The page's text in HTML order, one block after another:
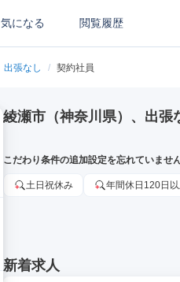
気になる 閲覧履歴
出張なし / 契約社員
綾瀬市（神奈川県）、出張
こだわり条件の追加設定を忘れていませ
土日祝休み 年間休日120日
新着求人